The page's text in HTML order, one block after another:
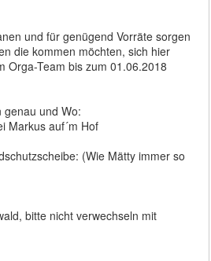
und für genügend Vorräte sorgen
die kommen möchten, sich hier
Orga-Team bis zum 01.06.2018
genau und Wo:
Markus auf´m Hof
(Wie Mätty immer so
bitte nicht verwechseln mit